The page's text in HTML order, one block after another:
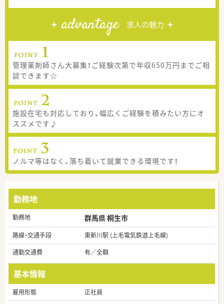
advantage 求人の魅力
管理薬剤師さん大募集！ご経験次第で年収650万円までご相
談できます☆
施設在宅も対応しており、幅広くご経験を積みたい方にオ
ススメです♪
ノルマ等はなく、落ち着いて就業できる環境です！
勤務地
勤務地 群馬県 桐生市
路線・交通手段
東新川駅 (上毛電気鉄道上毛線)
通勤交通費
有／全額
基本情報
雇用形態
正社員